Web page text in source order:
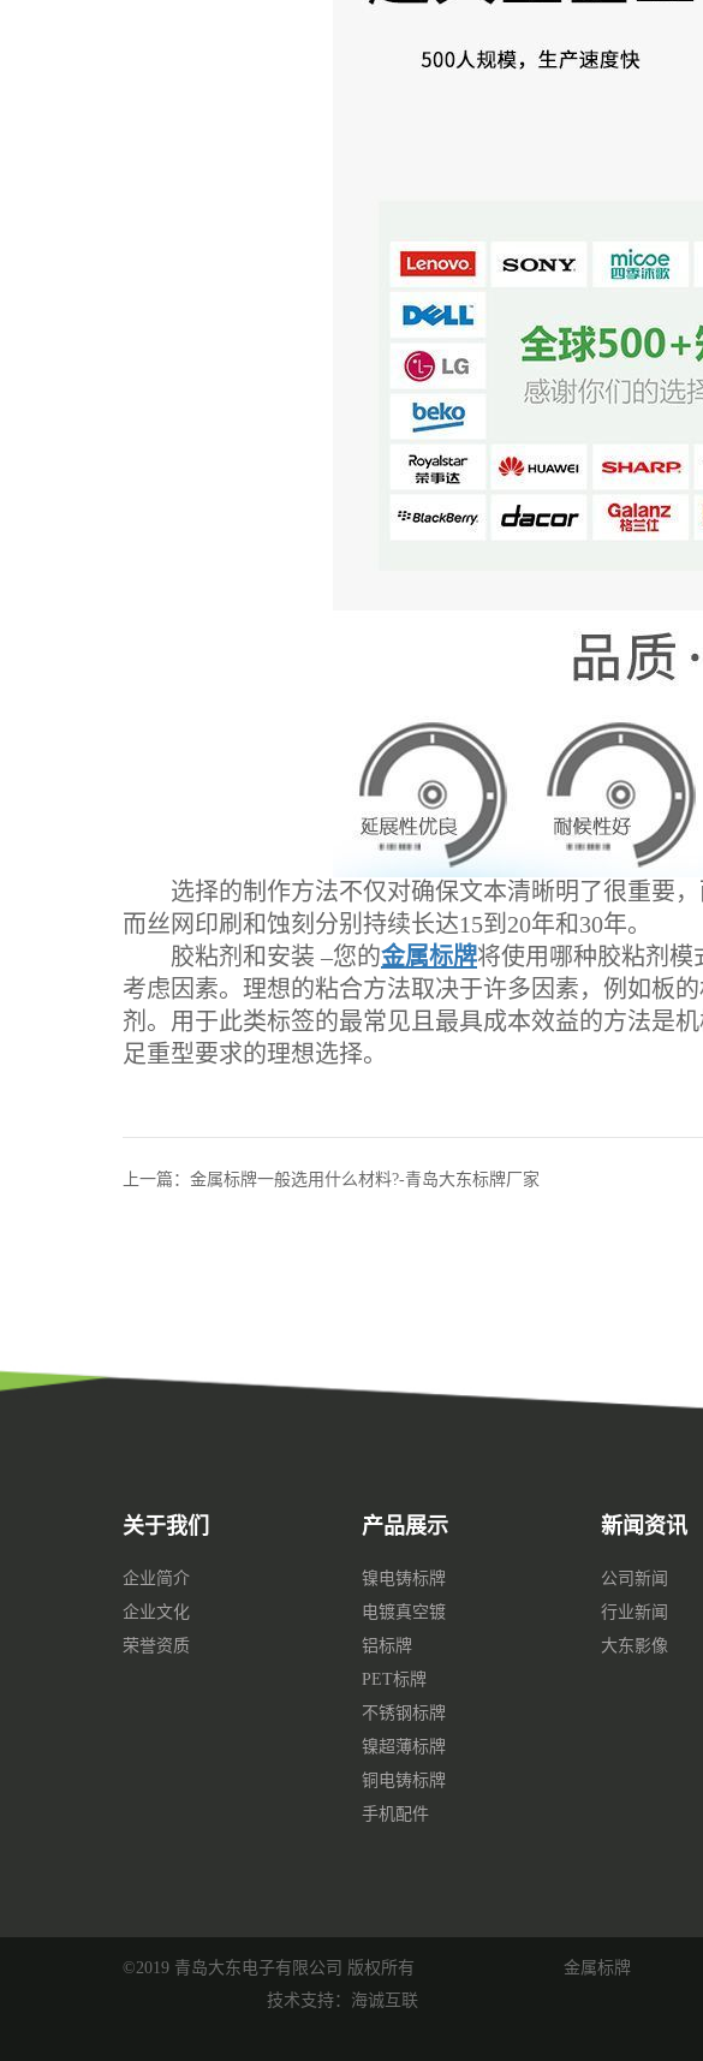
选择的制作方法不仅对确保文本清晰明了很重要，
而丝网印刷和蚀刻分别持续长达15到20年和30年。
胶粘剂和安装 –您的金属标牌将使用哪种胶粘剂模
考虑因素。理想的粘合方法取决于许多因素，例如板
剂。用于此类标签的最常见且最具成本效益的方法是
足重型要求的理想选择。
上一篇：金属标牌一般选用什么材料?-青岛大东标牌厂家
关于我们
企业简介
企业文化
荣誉资质
产品展示
镍电铸标牌
电镀真空镀
铝标牌
PET标牌
不锈钢标牌
镍超薄标牌
铜电铸标牌
手机配件
新闻资讯
公司新闻
行业新闻
大东影像
©2019 青岛大东电子有限公司 版权所有 金属标牌
技术支持：海诚互联